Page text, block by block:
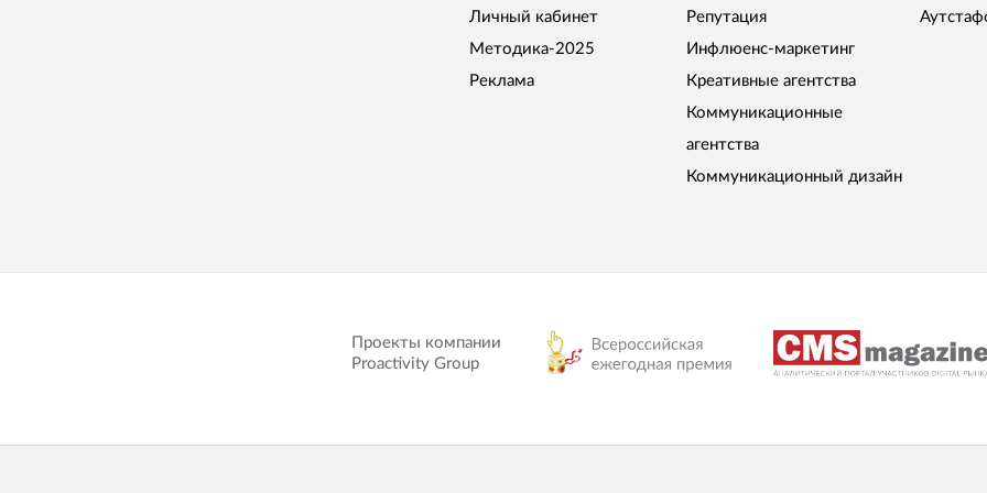
Личный кабинет
Методика-2025
Реклама
Репутация
Инфлюенс-маркетинг
Креативные агентства
Коммуникационные
агентства
Коммуникационный дизайн
Проекты компании
Proactivity Group